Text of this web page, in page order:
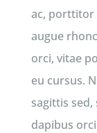
ac, porttitor
augue
orci, vitae
eu cursus.
sagittis
dapibus